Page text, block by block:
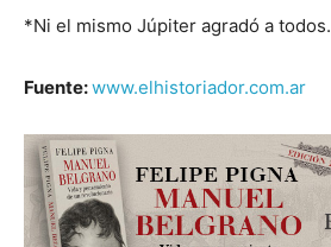
*Ni el mismo Júpiter agradó a todos.
Fuente:www.elhistoriador.com.ar